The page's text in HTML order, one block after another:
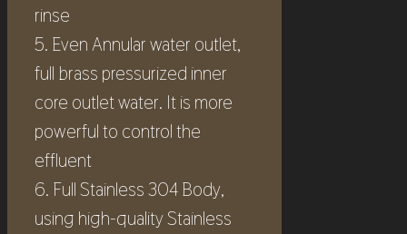
rinse
5. Even Annular water outlet,
full brass pressurized inner
core outlet water. It is more
powerful to control the
effluent
6. Full Stainless 304 Body,
using high-quality Stainless